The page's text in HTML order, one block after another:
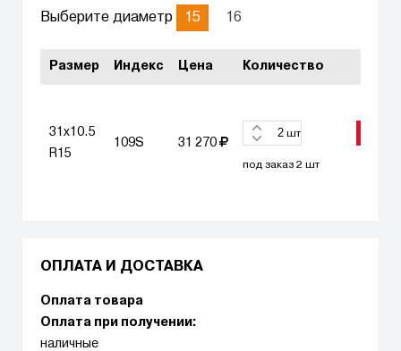
Выберите диаметр 15 16
Размер Индекс Цена Количество
31x10.5
R15
109S 31 270
шт
под заказ 2 шт
ОПЛАТА И ДОСТАВКА
Оплата товара
Оплата при получении:
наличные